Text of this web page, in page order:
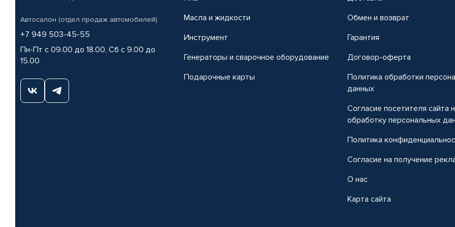
Автосалон (отдел продаж автомобилей)
+7 949 503-45-55
Пн-Пт с 09.00 до 18.00, Сб с 9.00 до
15.00
Масла и жидкости
Инструмент
Генераторы и сварочное оборудование
Подарочные карты
Обмен и возврат
Гарантия
Договор-оферта
Политика обработки
данных
Согласие посетителя сайта
обработку персональных
Политика
Согласие на получение
О нас
Карта сайта